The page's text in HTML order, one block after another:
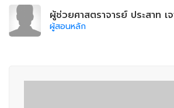
ผู้ช่วยศาสตราจารย์ ประสาท เจ
ผู้สอนหลัก